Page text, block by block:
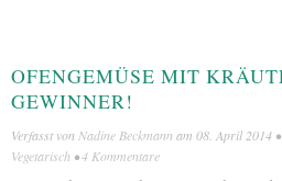
OFENGEMÜSE MIT
GEWINNER!
Verfasst von Nadine Beckmann am 08. April 2014
Vegetarisch •4 Kommentare